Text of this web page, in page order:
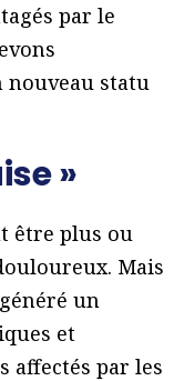
par le
nouveau statu
»
être plus ou
Mais
un
et
affectés par les